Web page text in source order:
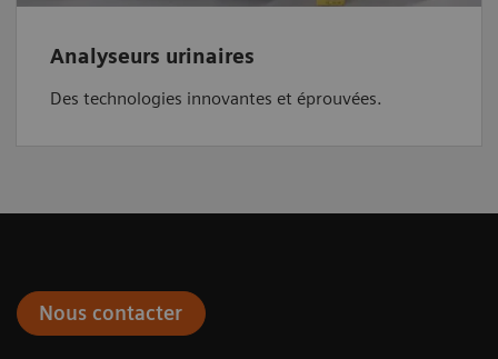
Analyseurs urinaires
Des technologies innovantes et éprouvées.
Nous contacter